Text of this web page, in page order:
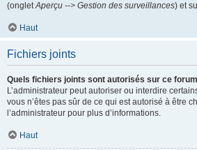
(ongletAperçu --> Gestion des surveillances) et
Haut
Fichiers joints
Quels fichiers joints sont autorisés sur ce
L’administrateur peut autoriser ou interdire
vous n’êtes pas sûr de ce qui est autorisé à être
l’administrateur pour plus d’informations.
Haut